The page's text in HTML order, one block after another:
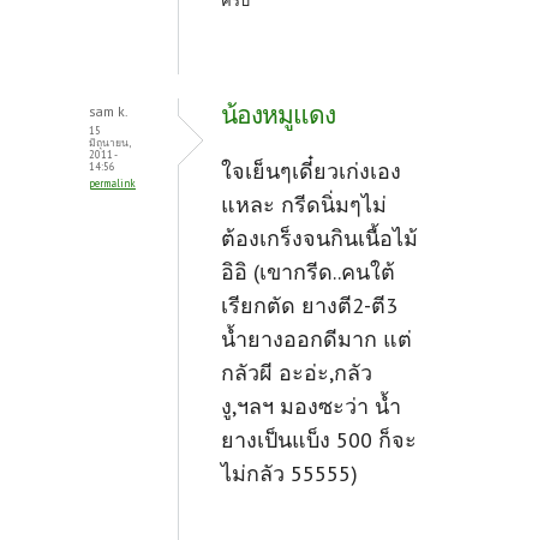
sam k.
15
มิถุนายน,
2011 -
14:56
permalink
น้องหมูแดง
ใจเย็นๆเดี๋ยวเก่งเอง
แหละ กรีดนิ่มๆไม่
ต้องเกร็งจนกินเนื้อไม้
อิอิ (เขากรีด..คนใต้
เรียกตัด ยางตี2-ตี3
น้ำยางออกดีมาก แต่
กลัวผี อะอ่ะ,กลัว
งู,ฯลฯ มองซะว่า น้ำ
ยางเป็นแบ็ง 500 ก็จะ
ไม่กลัว 55555)